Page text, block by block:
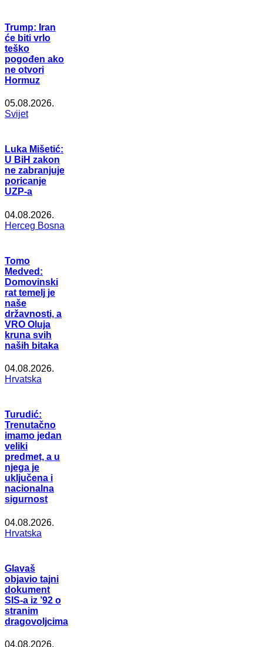
Trump: Iran
će biti vrlo
teško
pogođen ako
ne otvori
Hormuz
05.08.2026.
Svijet
Luka Mišetić:
U BiH zakon
ne zabranjuje
poricanje
UZP-a
04.08.2026.
Herceg Bosna
Tomo
Medved:
Domovinski
rat temelj je
naše
državnosti, a
VRO Oluja
kruna svih
naših bitaka
04.08.2026.
Hrvatska
Turudić:
Trenutačno
imamo jedan
veliki
predmet, a u
njega je
uključena i
nacionalna
sigurnost
04.08.2026.
Hrvatska
Glavaš
objavio tajni
dokument
SIS-a iz ’92 o
stranim
dragovoljcima
04.08.2026.